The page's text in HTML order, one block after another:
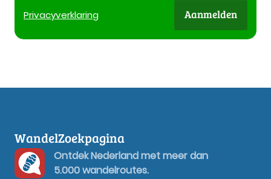
Privacyverklaring Aanmelden
WandelZoekpagina
Ontdek Nederland met meer dan
5.000 wandelroutes.